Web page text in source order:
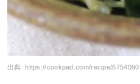
出典:https://cookpad.com/recipe/6754090